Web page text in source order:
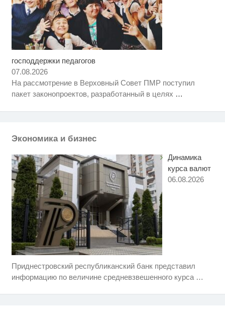
господдержки педагогов
07.08.2026
На рассмотрение в Верховный Совет ПМР поступил
пакет законопроектов, разработанный в целях …
Экономика и бизнес
Динамика
курса валют
06.08.2026
Приднестровский республиканский банк представил
информацию по величине средневзвешенного курса …
Ролик длится несколько секунд,
Этот танец невесты оставит вас
без слов! Пересмотрела 10 раз
i
Скрытая камера на пляже
когда их не видят...
Ролик длится пару секунд, но